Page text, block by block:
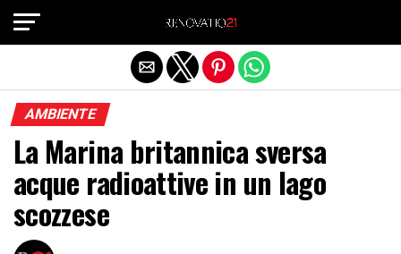
AMBIENTE
La Marina britannica sversa
acque radioattive in un lago
scozzese
Exit mobile version